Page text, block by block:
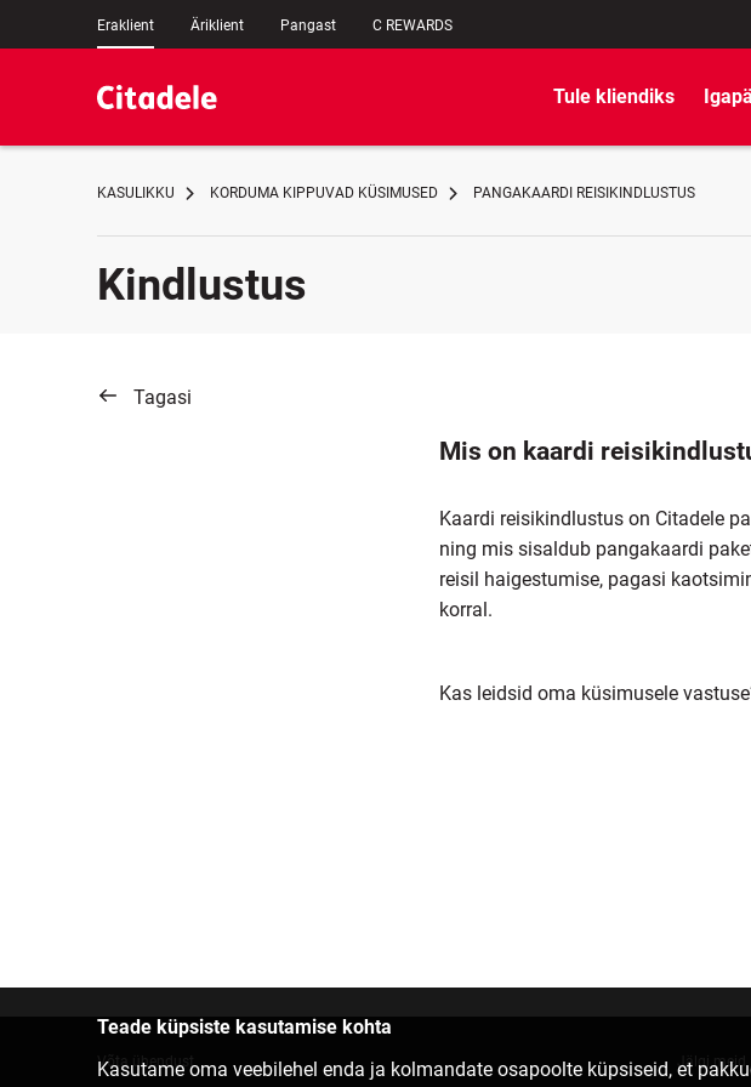
Eraklient Äriklient Pangast C REWARDS
Tule kliendiks
KASULIKKU KORDUMA KIPPUVAD KÜSIMUSED PANGAKAARDI REISIKINDLUSTUS
Kindlustus
Tagasi
Mis on kaardi
Kaardi reisikindlustus on Citadele
ning mis sisaldub pangakaardi
reisil haigestumise, pagasi
korral.
Kas leidsid oma küsimusele
Teade küpsiste kasutamise kohta
Kasutame oma veebilehel enda ja kolmandate osapoolte küpsiseid, et
Võta ühendust Jälgi meid